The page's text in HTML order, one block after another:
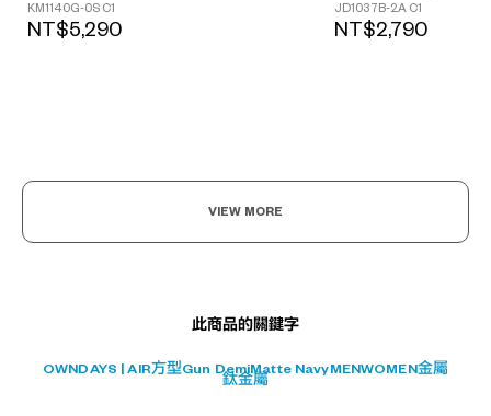
KM1140G-0S C1
NT$5,290
JD1037B-2A C1
NT$2,790
VIEW MORE
此商品的關鍵字
OWNDAYS | AIR方型Gun DemiMatte NavyMENWOMEN金屬
鈦金屬